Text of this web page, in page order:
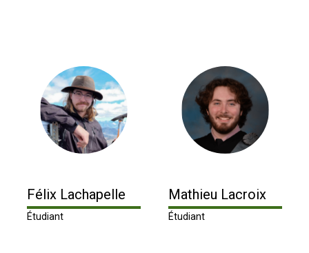
Félix Lachapelle
Étudiant
Mathieu Lacroix
Étudiant